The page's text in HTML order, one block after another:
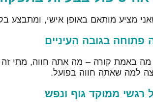
מציע מותאם באופן אישי, ומתבצע
פתוחה בגובה העיניים
מה באמת קורה – מה אתה חווה, מתי
למה שאתה חווה בפועל.
רגשי ממוקד גוף ונפש